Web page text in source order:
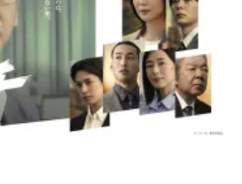
登場人物たちの思惑が複雑に絡み合う
真実にたどり着けるのでしょうか？そ
感の正体とは？
て、この手に汗握る展開をお見逃しな